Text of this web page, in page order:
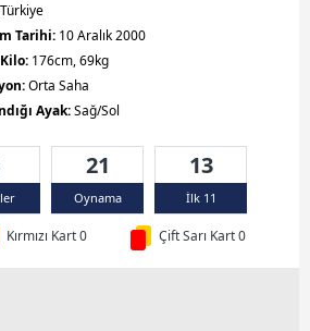
Türkiye
Tarihi: 10 Aralık 2000
176cm, 69kg
Orta Saha
Ayak:Sağ/Sol
21
Oynama
13
İlk 11
Kırmızı Kart 0 Çift Sarı Kart 0